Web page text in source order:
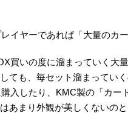
イヤーであれば「大量のカ
買いの度に溜まっていく大
ても、毎セット溜まってい
入したり、KMC製の「カ
あまり外観が美しくないの